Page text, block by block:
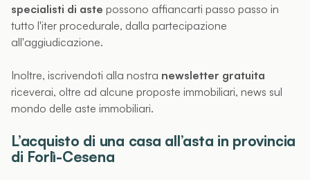
specialisti di aste possono affiancarti passo passo in
tutto l'iter procedurale, dalla partecipazione
all'aggiudicazione.
Inoltre, iscrivendoti alla nostra newsletter gratuita
riceverai, oltre ad alcune proposte immobiliari, news sul
mondo delle aste immobiliari.
L’acquisto di una casa all’asta in provincia
di Forlì-Cesena